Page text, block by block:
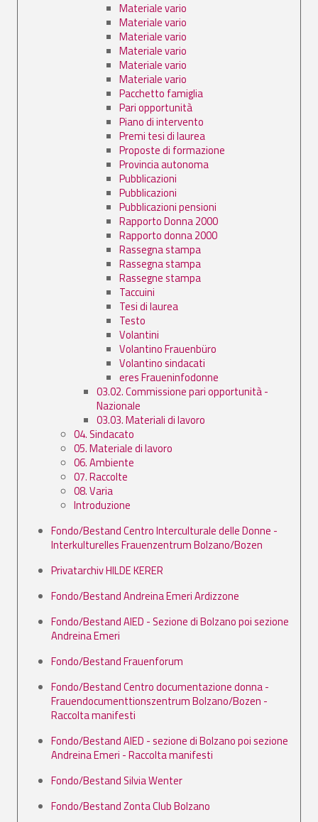
Materiale vario
Materiale vario
Materiale vario
Materiale vario
Materiale vario
Materiale vario
Pacchetto famiglia
Pari opportunità
Piano di intervento
Premi tesi di laurea
Proposte di formazione
Provincia autonoma
Pubblicazioni
Pubblicazioni
Pubblicazioni pensioni
Rapporto Donna 2000
Rapporto donna 2000
Rassegna stampa
Rassegna stampa
Rassegne stampa
Taccuini
Tesi di laurea
Testo
Volantini
Volantino Frauenbüro
Volantino sindacati
eres Fraueninfodonne
03.02. Commissione pari opportunità -
Nazionale
03.03. Materiali di lavoro
04. Sindacato
05. Materiale di lavoro
06. Ambiente
07. Raccolte
08. Varia
Introduzione
Fondo/Bestand Centro Interculturale delle Donne -
Interkulturelles Frauenzentrum Bolzano/Bozen
Privatarchiv HILDE KERER
Fondo/Bestand Andreina Emeri Ardizzone
Fondo/Bestand AIED - Sezione di Bolzano poi sezione
Andreina Emeri
Fondo/Bestand Frauenforum
Fondo/Bestand Centro documentazione donna -
Frauendocumenttionszentrum Bolzano/Bozen -
Raccolta manifesti
Fondo/Bestand AIED - sezione di Bolzano poi sezione
Andreina Emeri - Raccolta manifesti
Fondo/Bestand Silvia Wenter
Fondo/Bestand Zonta Club Bolzano